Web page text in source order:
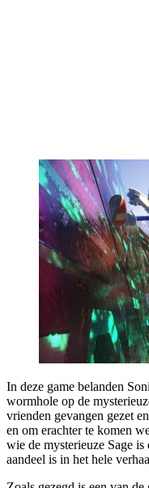
In deze game belanden
wormhole op de
vrienden gevangen gezet
en om erachter te komen
wie de mysterieuze Sage
aandeel is in het hele